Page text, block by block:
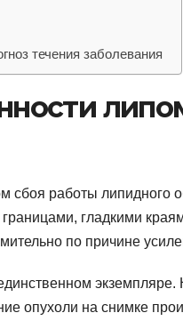
течения заболевания
сбоя работы
гладкими
по причине
экземпляре.
опухоли на снимке